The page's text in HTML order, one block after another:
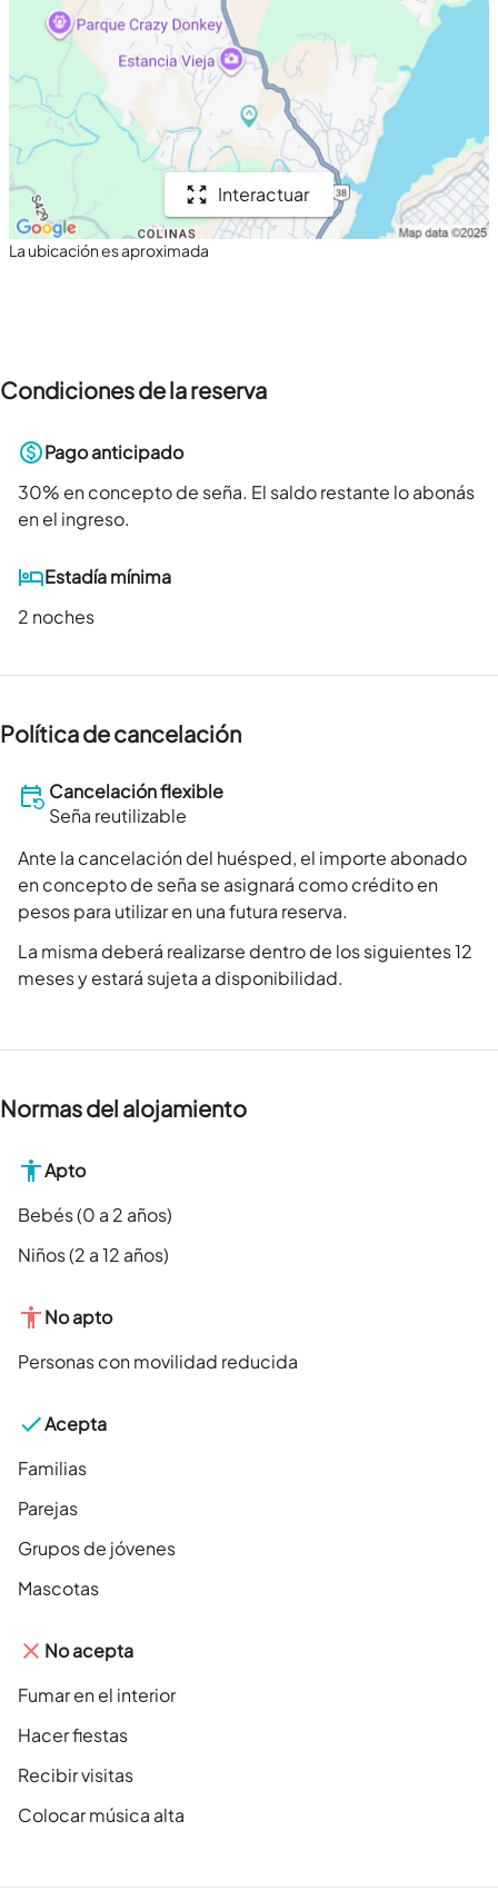
Interactuar
La ubicación es aproximada
Condiciones de la reserva
Pago anticipado
30% en concepto de seña. El saldo restante lo abonás
en el ingreso.
Estadía mínima
2 noches
Política de cancelación
Cancelación flexible
Seña reutilizable
Ante la cancelación del huésped, el importe abonado
en concepto de seña se asignará como crédito en
pesos para utilizar en una futura reserva.
La misma deberá realizarse dentro de los siguientes 12
meses y estará sujeta a disponibilidad.
Normas del alojamiento
Apto
Bebés (0 a 2 años)
Niños (2 a 12 años)
No apto
Personas con movilidad reducida
Acepta
Familias
Parejas
Grupos de jóvenes
Mascotas
No acepta
Fumar en el interior
Hacer fiestas
Recibir visitas
Colocar música alta